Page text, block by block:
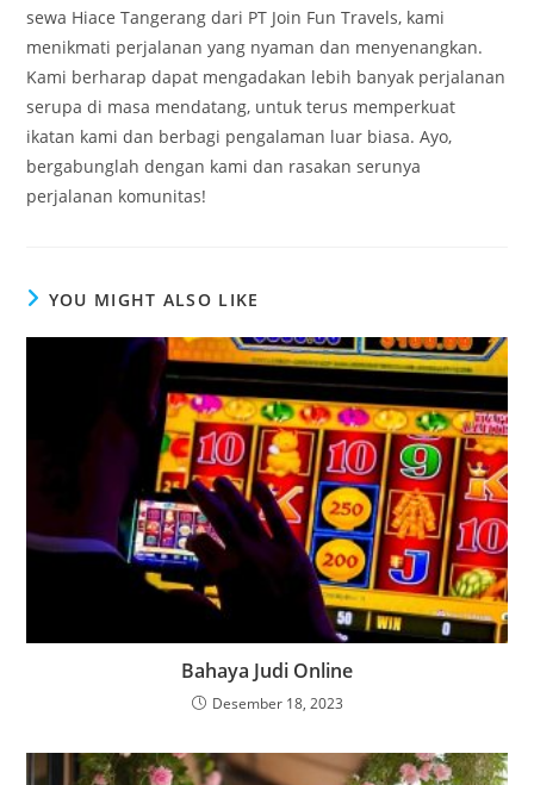
sewa Hiace Tangerang dari PT Join Fun Travels, kami
menikmati perjalanan yang nyaman dan menyenangkan.
Kami berharap dapat mengadakan lebih banyak perjalanan
serupa di masa mendatang, untuk terus memperkuat
ikatan kami dan berbagi pengalaman luar biasa. Ayo,
bergabunglah dengan kami dan rasakan serunya
perjalanan komunitas!
YOU MIGHT ALSO LIKE
Bahaya Judi Online
Desember 18, 2023